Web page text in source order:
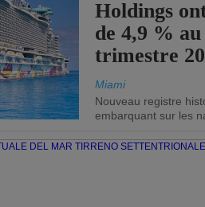
Holdings
de 4,9 %
trimestre
Miami
Nouveau registre
embarquant sur les